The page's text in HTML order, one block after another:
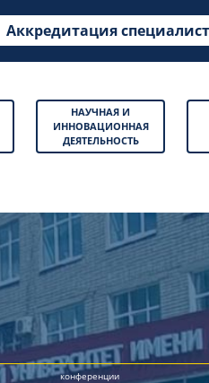
Аккредитация
НАУЧНАЯ И
ИННОВАЦИОННАЯ
ДЕЯТЕЛЬНОСТЬ
конференции